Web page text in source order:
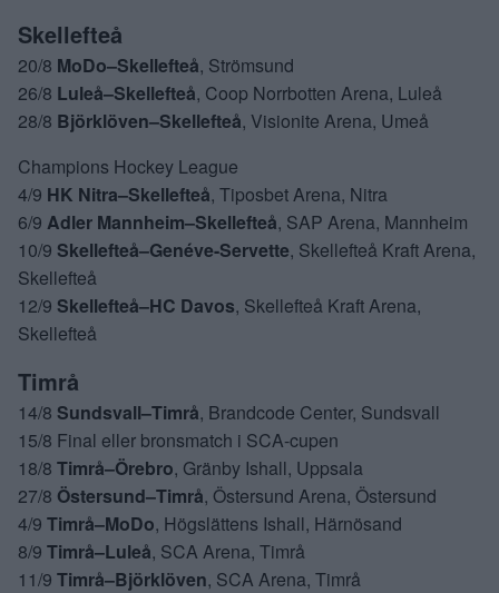
Skellefteå
20/8 MoDo–Skellefteå, Strömsund
26/8 Luleå–Skellefteå, Coop Norrbotten Arena, Luleå
28/8 Björklöven–Skellefteå, Visionite Arena, Umeå
Champions Hockey League
4/9 HK Nitra–Skellefteå, Tiposbet Arena, Nitra
6/9 Adler Mannheim–Skellefteå, SAP Arena, Mannheim
10/9 Skellefteå–Genéve-Servette, Skellefteå Kraft Arena,
Skellefteå
12/9 Skellefteå–HC Davos, Skellefteå Kraft Arena,
Skellefteå
Timrå
14/8 Sundsvall–Timrå, Brandcode Center, Sundsvall
15/8 Final eller bronsmatch i SCA-cupen
18/8 Timrå–Örebro, Gränby Ishall, Uppsala
27/8 Östersund–Timrå, Östersund Arena, Östersund
4/9 Timrå–MoDo, Högslättens Ishall, Härnösand
8/9 Timrå–Luleå, SCA Arena, Timrå
11/9 Timrå–Björklöven, SCA Arena, Timrå